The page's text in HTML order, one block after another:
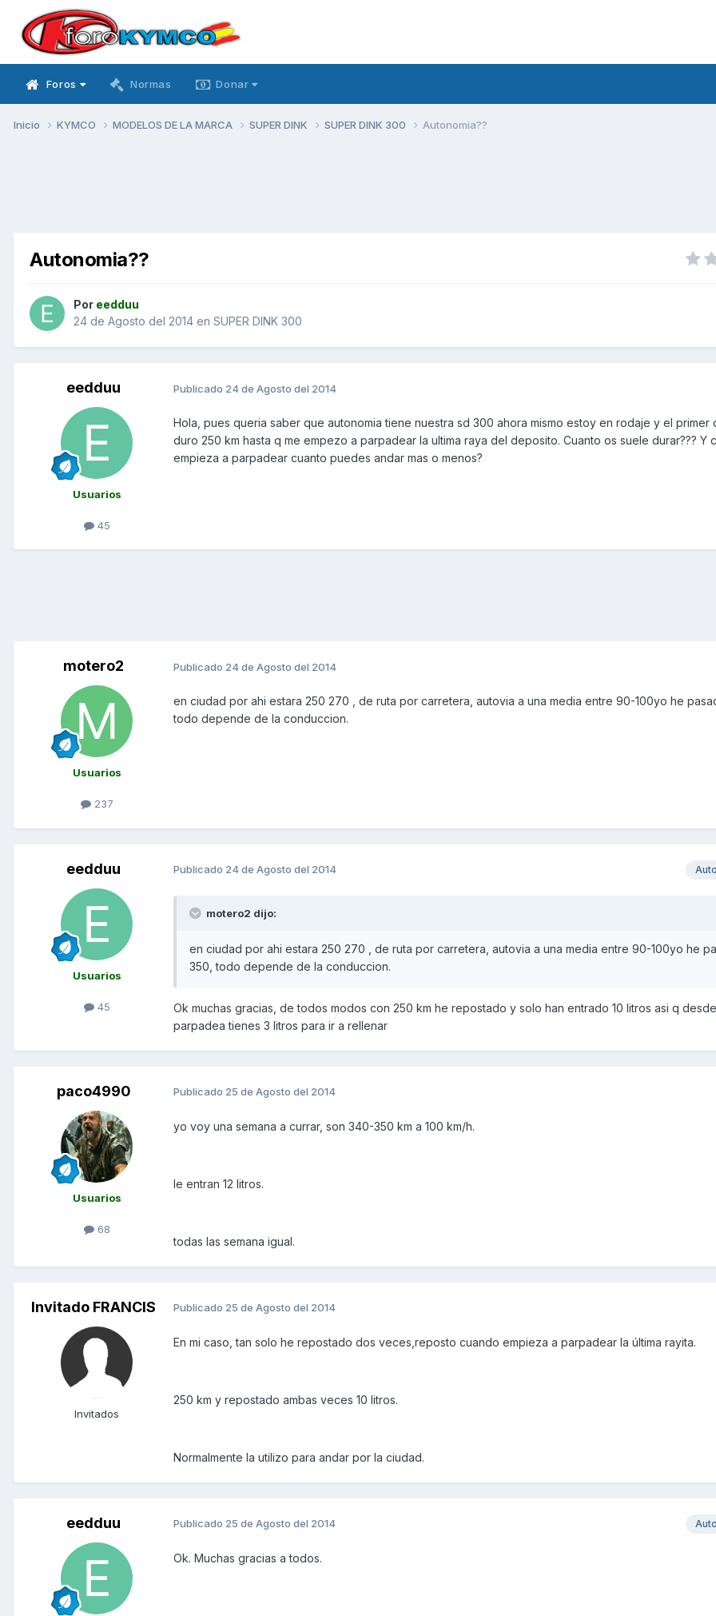
Foros Normas Donar
Inicio KYMCO MODELOS DE LA MARCA SUPER DINK SUPER DINK 300 Autonomia??
Autonomia??
Por eedduu
24 de Agosto del 2014 en SUPER DINK 300
eedduu
Usuarios
45
Publicado 24 de Agosto del 2014
Hola, pues queria saber que autonomia tiene nuestra sd 300 ahora mismo estoy en rodaje y el primer
duro 250 km hasta q me empezo a parpadear la ultima raya del deposito. Cuanto os suele durar??? Y
empieza a parpadear cuanto puedes andar mas o menos?
motero2
Usuarios
237
Publicado 24 de Agosto del 2014
en ciudad por ahi estara 250 270 , de ruta por carretera, autovia a una media entre 90-100yo he
todo depende de la conduccion.
eedduu
Usuarios
45
Publicado 24 de Agosto del 2014
motero2 dijo:
en ciudad por ahi estara 250 270 , de ruta por carretera, autovia a una media entre 90-100yo he
350, todo depende de la conduccion.
Ok muchas gracias, de todos modos con 250 km he repostado y solo han entrado 10 litros asi q
parpadea tienes 3 litros para ir a rellenar
paco4990
Usuarios
68
Publicado 25 de Agosto del 2014
yo voy una semana a currar, son 340-350 km a 100 km/h.
le entran 12 litros.
todas las semana igual.
Invitado FRANCIS
Invitados
Publicado 25 de Agosto del 2014
En mi caso, tan solo he repostado dos veces,reposto cuando empieza a parpadear la última rayita.
250 km y repostado ambas veces 10 litros.
Normalmente la utilizo para andar por la ciudad.
eedduu Publicado 25 de Agosto del 2014
Ok. Muchas gracias a todos.